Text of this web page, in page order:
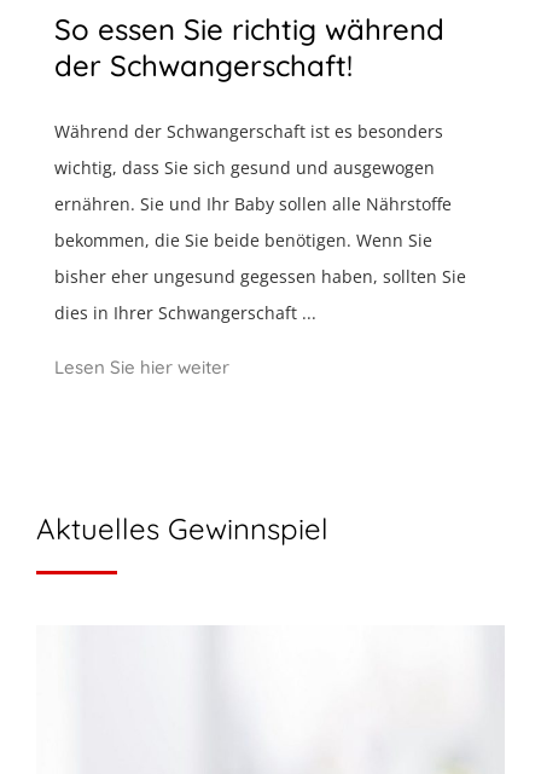
So essen Sie richtig während
der Schwangerschaft!
Während der Schwangerschaft ist es besonders
wichtig, dass Sie sich gesund und ausgewogen
ernähren. Sie und Ihr Baby sollen alle Nährstoffe
bekommen, die Sie beide benötigen. Wenn Sie
bisher eher ungesund gegessen haben, sollten Sie
dies in Ihrer Schwangerschaft ...
Lesen Sie hier weiter
Aktuelles Gewinnspiel